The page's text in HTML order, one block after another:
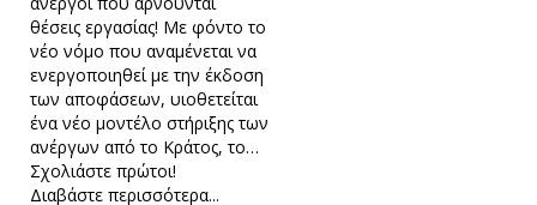
θέσεις εργασίας! Με φόντο το
νέο νόμο που αναμένεται να
ενεργοποιηθεί με την έκδοση
των αποφάσεων, υιοθετείται
ένα νέο μοντέλο στήριξης των
ανέργων από το Κράτος, το…
Σχολιάστε πρώτοι!
Διαβάστε περισσότερα...